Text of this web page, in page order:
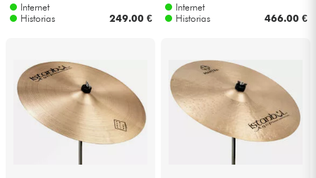
Internet
Historias
249.00 €
Internet
Historias
466.00 €